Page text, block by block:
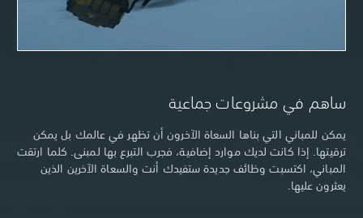
ساهم في مشروعات جماعية
يمكن للمباني التي بناها السعاة الآخرون أن تظهر في عالمك بل يمكن
ترقيتها. إذا كانت لديك موارد إضافية، فجرب التبرع بها لمبنى. كلما ارتقت
المباني، اكتسبت وظائف جديدة ستفيدك أنت والسعاة الآخرين الذين
يعثرون عليها.